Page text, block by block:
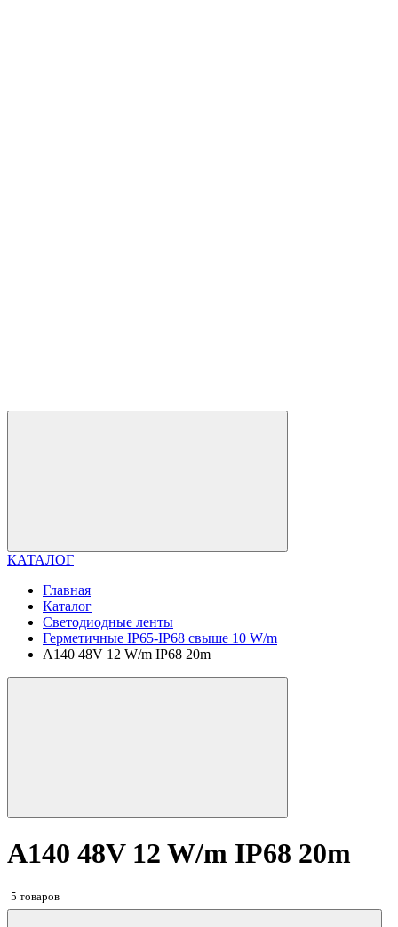
КАТАЛОГ
Главная
Каталог
Светодиодные ленты
Герметичные IP65-IP68 свыше 10 W/m
A140 48V 12 W/m IP68 20m
A140 48V 12 W/m IP68 20m
5 товаров